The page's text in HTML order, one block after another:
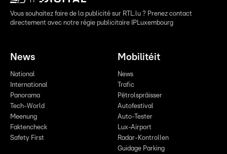
Vous souhaitez faire de la publicité sur RTL.lu ? Prenez contact
directement avec notre régie publicitaire IPLuxembourg
News
National
International
Panorama
Tech-World
Meenung
Faktencheck
Safety First
Mobilitéit
News
Trafic
Pëtrolspräisser
Autofestival
Auto-Tester
Lux-Airport
Radar-Kontrollen
Guidage Parking